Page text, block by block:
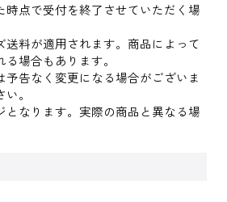
点で受付を終了させていただく場
料が適用されます。商品によって
場合もあります。
告なく変更になる場合がございま
。
なります。実際の商品と異なる場